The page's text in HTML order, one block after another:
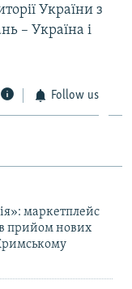
України з
– Україна і
Follow us
маркетплейс
прийом нових